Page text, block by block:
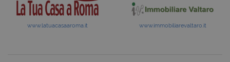
www.latuacasaaroma.it www.immobiliarevaltaro.it